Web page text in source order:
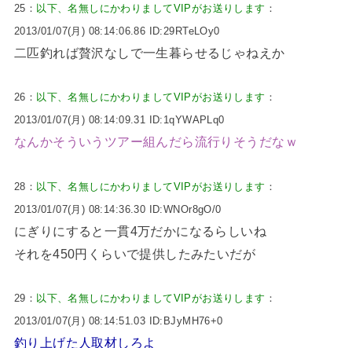
25： 以下、名無しにかわりましてVIPがお送りします ：
2013/01/07(月) 08:14:06.86 ID:29RTeLOy0
二匹釣れば贅沢なしで一生暮らせるじゃねえか
26： 以下、名無しにかわりましてVIPがお送りします ：
2013/01/07(月) 08:14:09.31 ID:1qYWAPLq0
なんかそういうツアー組んだら流行りそうだなｗ
28： 以下、名無しにかわりましてVIPがお送りします ：
2013/01/07(月) 08:14:36.30 ID:WNOr8gO/0
にぎりにすると一貫4万だかになるらしいね
それを450円くらいで提供したみたいだが
29： 以下、名無しにかわりましてVIPがお送りします ：
2013/01/07(月) 08:14:51.03 ID:BJyMH76+0
釣り上げた人取材しろよ